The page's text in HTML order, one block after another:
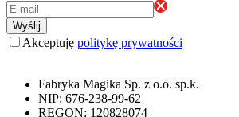
Wyślij
Akceptuję politykę prywatności
Fabryka Magika Sp. z o.o. sp.k.
NIP: 676-238-99-62
REGON: 120828074